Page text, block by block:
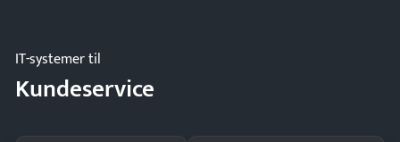
IT-systemer til
Kundeservice